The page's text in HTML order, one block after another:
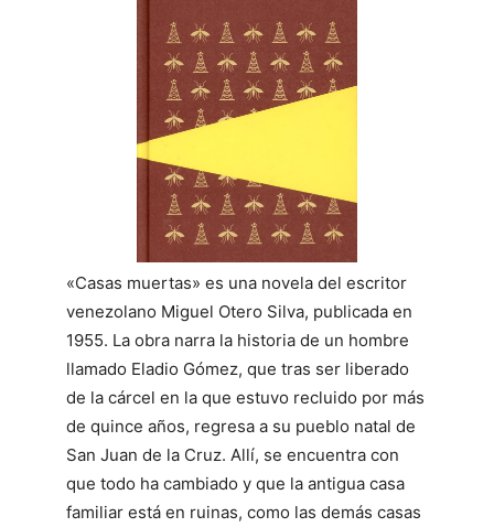
«Casas muertas» es una novela del escritor
venezolano Miguel Otero Silva, publicada en
1955. La obra narra la historia de un hombre
llamado Eladio Gómez, que tras ser liberado
de la cárcel en la que estuvo recluido por más
de quince años, regresa a su pueblo natal de
San Juan de la Cruz. Allí, se encuentra con
que todo ha cambiado y que la antigua casa
familiar está en ruinas, como las demás casas